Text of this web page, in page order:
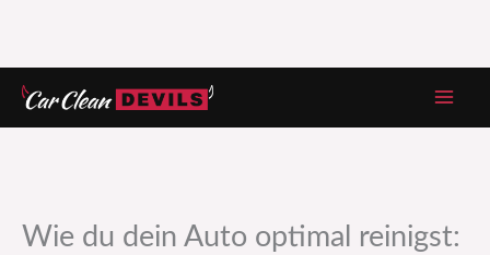
Zum
Inhalt
Wie du dein Auto optimal reinigst: